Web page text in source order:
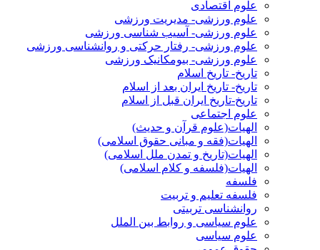
علوم اقتصادی
علوم ورزشی- مدیریت ورزشی
علوم ورزشی- آسیب شناسی ورزشی
علوم ورزشی- رفتار حرکتی و روانشناسی ورزشی
علوم ورزشی- بیومکانیک ورزشی
تاریخ- تاریخ اسلام
تاریخ- تاریخ ایران بعد از اسلام
تاریخ-تاریخ ایران قبل از اسلام
علوم اجتماعی
الهیات(علوم قرآن و حدیث)
الهیات(فقه و مبانی حقوق اسلامی)
الهیات(تاریخ و تمدن ملل اسلامی)
الهیات(فلسفه و کلام اسلامی)
فلسفه
فلسفه تعلیم و تربیت
روانشناسی تربیتی
علوم سیاسی و روابط بین الملل
علوم سیاسی